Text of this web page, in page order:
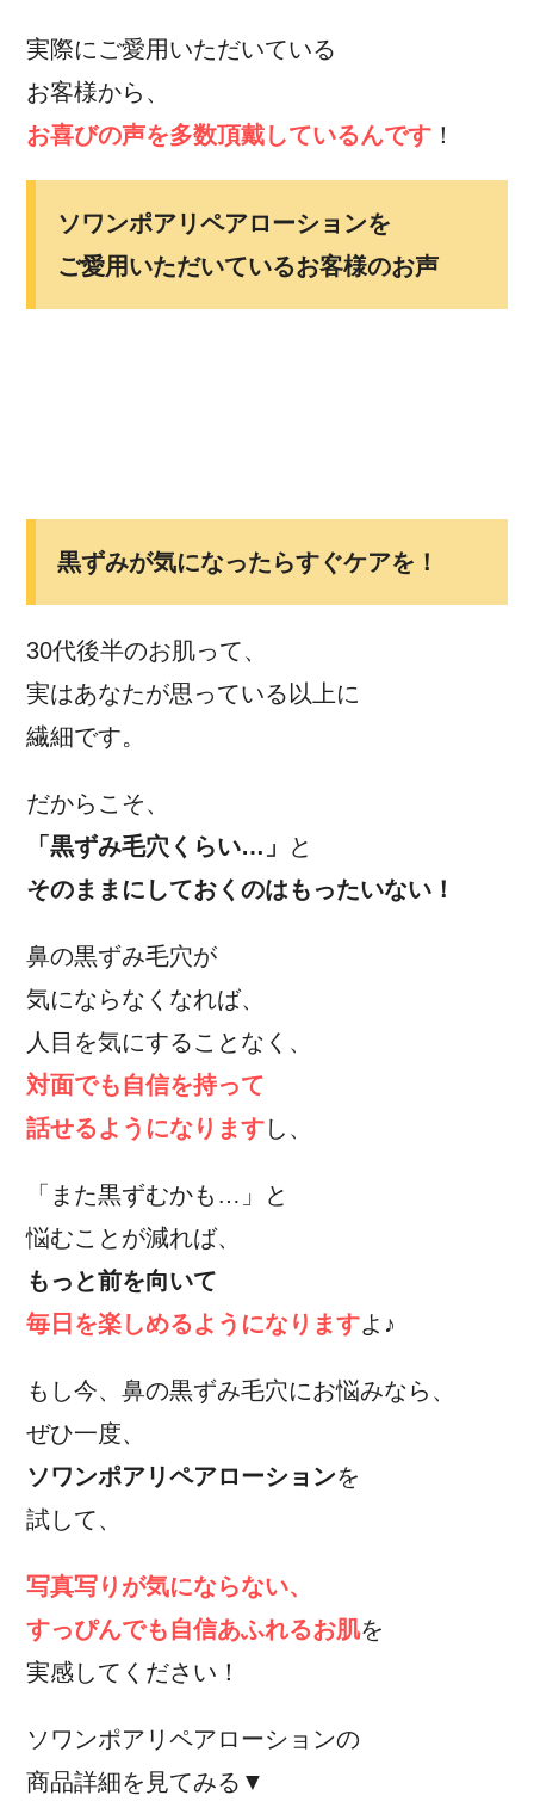
実際にご愛用いただいている
お客様から、
お喜びの声を多数頂戴しているんです ！
ソワンポアリペアローションを
ご愛用いただいているお客様のお声
黒ずみが気になったらすぐケアを！
30代後半のお肌って、
実はあなたが思っている以上に
繊細です。
だからこそ、
「黒ずみ毛穴くらい…」
と
そのままにしておくのはもったいない！
鼻の黒ずみ毛穴が
気にならなくなれば、
人目を気にすることなく、
対面でも自信を持って
話せるようになりますし、
「また黒ずむかも…」と
悩むことが減れば、
もっと前を向いて
毎日を楽しめるようになりますよ♪
もし今、鼻の黒ずみ毛穴にお悩みなら、
ぜひ一度、
ソワンポアリペアローションを
試して、
写真写りが気にならない、
すっぴんでも自信あふれるお肌を
実感してください！
ソワンポアリペアローションの
商品詳細を見てみる▼